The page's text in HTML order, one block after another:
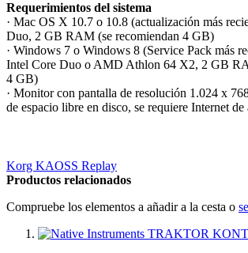
Requerimientos del sistema
· Mac OS X 10.7 o 10.8 (actualización más
Duo, 2 GB RAM (se recomiendan 4 GB)
· Windows 7 o Windows 8 (Service Pack más
Intel Core Duo o AMD Athlon 64 X2, 2 GB
4 GB)
· Monitor con pantalla de resolución 1.024 x
de espacio libre en disco, se requiere Internet
Korg KAOSS Replay
Productos relacionados
Compruebe los elementos a añadir a la cesta o